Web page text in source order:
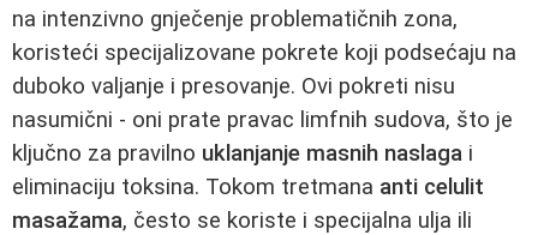
na intenzivno gnječenje problematičnih zona,
koristeći specijalizovane pokrete koji podsećaju na
duboko valjanje i presovanje. Ovi pokreti nisu
nasumični - oni prate pravac limfnih sudova, što je
ključno za pravilno uklanjanje masnih naslaga i
eliminaciju toksina. Tokom tretmana anti celulit
masažama, često se koriste i specijalna ulja ili